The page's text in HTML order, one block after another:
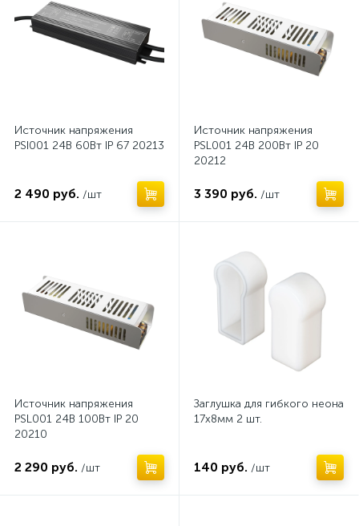
Источник напряжения
PSI001 24В 60Вт IP 67 20213
2 490 руб. /шт
Источник напряжения
PSL001 24В 200Вт IP 20
20212
3 390 руб. /шт
Источник напряжения
PSL001 24В 100Вт IP 20
20210
2 290 руб. /шт
Заглушка для гибкого неона
17х8мм 2 шт.
140 руб. /шт